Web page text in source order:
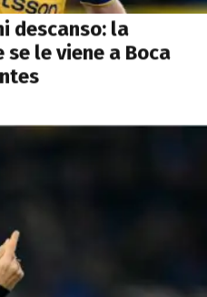
descanso: la
le viene a Boca